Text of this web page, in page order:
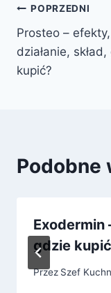
Nawigacja
wpisu
POPRZEDNI
Prosteo – efekty,
działanie,
kupić?
Podobne
Exodermin
gdzie
Przez Szef